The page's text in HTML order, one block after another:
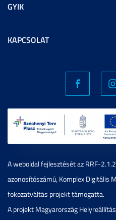
GYIK
KAPCSOLAT
A weboldal fejlesztését az RRF-
azonosítószámú, Komplex Digitális
fokozatváltás projekt támogatta.
A projekt Magyarország